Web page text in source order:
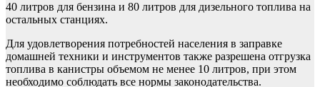
40 литров для бензина и 80 литров для дизельного топлива на
остальных станциях.
Для удовлетворения потребностей населения в заправке
домашней техники и инструментов также разрешена отгрузка
топлива в канистры объемом не менее 10 литров, при этом
необходимо соблюдать все нормы законодательства.